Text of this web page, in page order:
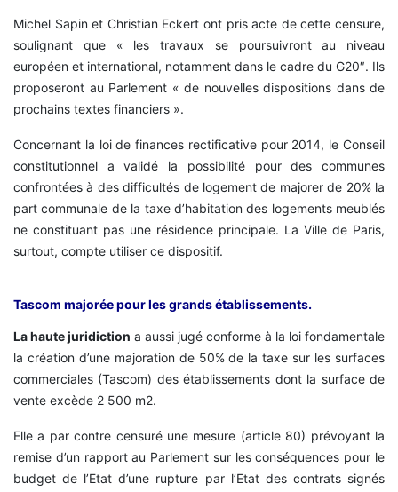
Michel Sapin et Christian Eckert ont pris acte de cette censure,
soulignant que « les travaux se poursuivront au niveau
européen et international, notamment dans le cadre du G20″. Ils
proposeront au Parlement « de nouvelles dispositions dans de
prochains textes financiers ».
Concernant la loi de finances rectificative pour 2014, le Conseil
constitutionnel a validé la possibilité pour des communes
confrontées à des difficultés de logement de majorer de 20% la
part communale de la taxe d’habitation des logements meublés
ne constituant pas une résidence principale. La Ville de Paris,
surtout, compte utiliser ce dispositif.
Tascom majorée pour les grands établissements.
La haute juridiction a aussi jugé conforme à la loi fondamentale
la création d’une majoration de 50% de la taxe sur les surfaces
commerciales (Tascom) des établissements dont la surface de
vente excède 2 500 m2.
Elle a par contre censuré une mesure (article 80) prévoyant la
remise d’un rapport au Parlement sur les conséquences pour le
budget de l’Etat d’une rupture par l’Etat des contrats signés